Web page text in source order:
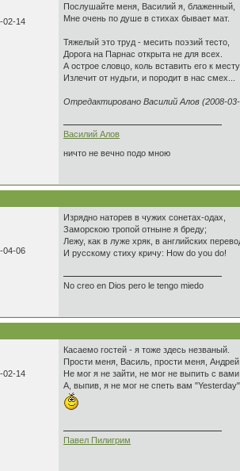
02-14
Послушайте меня, Василий я, блаженный,
Мне очень по душе в стихах бывает мат.
Тяжелый это труд - месить поэзий тесто,
Дорога на Парнас открыта не для всех.
А острое словцо, коль вставить его к месту,
Излечит от нудьги, и породит в нас смех...
Отредактировано Василий Алов (2008-03-
Василий Алов
ничто не вечно подо мною
04-06
Изрядно наторев в чужих сонетах-одах,
Заморскою тропой отныне я бреду;
Лежу, как в луже хряк, в английских
И русскому стиху кричу: How do you do!
No creo en Dios pero le tengo miedo
02-14
Касаемо гостей - я тоже здесь незваный.
Прости меня, Василь, прости меня, Андрей.
Не мог я не зайти, не мог не выпить с вами.
А, выпив, я не мог не спеть вам "Yesterday".
Павел Пилигрим